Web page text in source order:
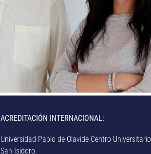
ACREDITACIÓN INTERNACIONAL:
Universidad Pablo de Olavide Centro Universitario
San Isidoro.